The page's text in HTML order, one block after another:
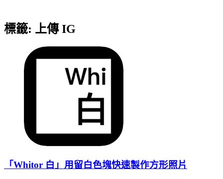
標籤: 上傳 IG
「Whitor 白」用留白色塊快速製作方形照片